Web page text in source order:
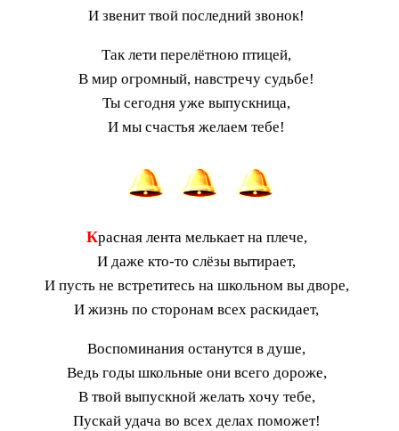
И звенит твой последний звонок!
Так лети перелётною птицей,
В мир огромный, навстречу судьбе!
Ты сегодня уже выпускница,
И мы счастья желаем тебе!
Красная лента мелькает на плече,
И даже кто-то слёзы вытирает,
И пусть не встретитесь на школьном вы дворе,
И жизнь по сторонам всех раскидает,
Воспоминания останутся в душе,
Ведь годы школьные они всего дороже,
В твой выпускной желать хочу тебе,
Пускай удача во всех делах поможет!